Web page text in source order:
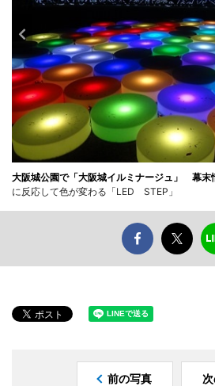
大阪城公園で「大阪城イルミナージュ」 幕末
に反応して色が変わる「LED STEP」
前の写真